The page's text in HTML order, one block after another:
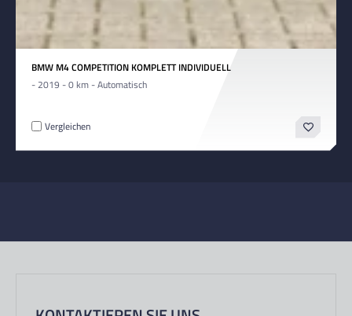
BMW M4 COMPETITION KOMPLETT INDIVIDUELL
- 2019 - 0 km - Automatisch
Vergleichen